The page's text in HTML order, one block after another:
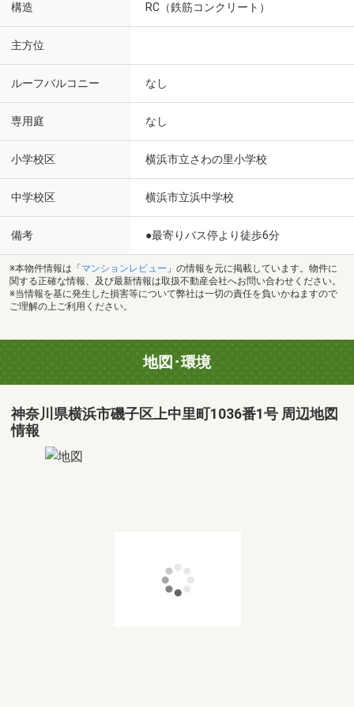
構造 RC（鉄筋コンクリート）
主方位
ルーフバルコニー なし
専用庭 なし
小学校区 横浜市立さわの里小学校
中学校区 横浜市立浜中学校
備考 ●最寄りバス停より徒歩6分
※本物件情報は「 マンションレビュー 」の情報を元に掲載しています。物件に
関する正確な情報、及び最新情報は取扱不動産会社へお問い合わせください。
※当情報を基に発生した損害等について弊社は一切の責任を負いかねますので
ご理解の上ご利用ください。
地図･環境
神奈川県横浜市磯子区上中里町1036番1号 周辺地図
情報